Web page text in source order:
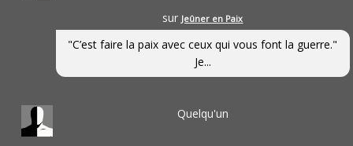
sur Jeûner en Paix
"C’est faire la paix avec ceux qui vous font la guerre."
Je...
Quelqu'un